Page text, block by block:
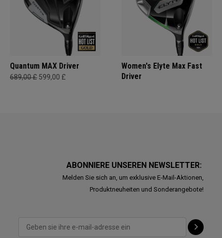
Quantum MAX Driver
689,00 £ 599,00 £
Women's Elyte Max Fast
Driver
ABONNIERE UNSEREN NEWSLETTER:
Melden Sie sich an, um exklusive E-Mail-Aktionen,
Produktneuheiten und Sonderangebote!